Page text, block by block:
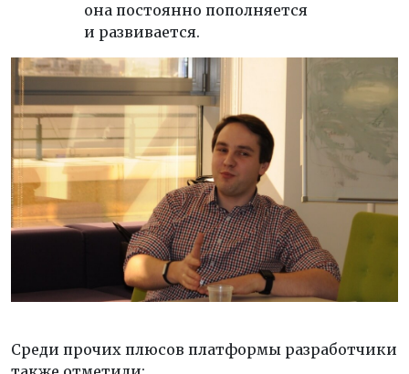
она постоянно пополняется
и развивается.
Среди прочих плюсов платформы разработчики